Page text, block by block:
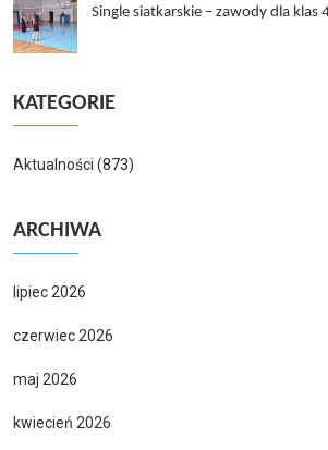
Single siatkarskie – zawody dla klas
KATEGORIE
Aktualności (873)
ARCHIWA
lipiec 2026
czerwiec 2026
maj 2026
kwiecień 2026